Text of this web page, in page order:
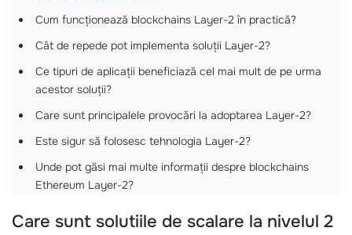
Cum funcționează blockchains Layer-2 în practică?
Cât de repede pot implementa soluții Layer-2?
Ce tipuri de aplicații beneficiază cel mai mult de pe urma
acestor soluții?
Care sunt principalele provocări la adoptarea Layer-2?
Este sigur să folosesc tehnologia Layer-2?
Unde pot găsi mai multe informații despre blockchains
Ethereum Layer-2?
Care sunt solutiile de scalare la nivelul 2